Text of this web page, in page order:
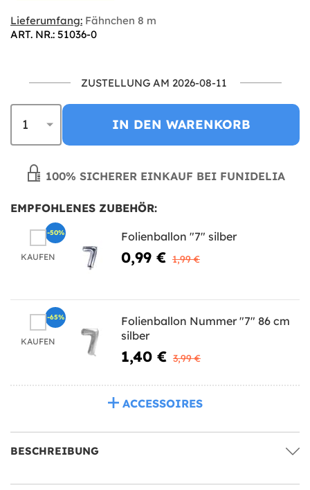
Lieferumfang: Fähnchen 8 m
ART. NR.: 51036-0
ZUSTELLUNG AM 2026-08-11
IN DEN WARENKORB
100% SICHERER EINKAUF BEI FUNIDELIA
EMPFOHLENES ZUBEHÖR:
KAUFEN
Folienballon "7" silber
0,99 € 1,99 €
-50%
KAUFEN
Folienballon Nummer "7" 86 cm
silber
1,40 € 3,99 €
-65%
ACCESSOIRES
BESCHREIBUNG